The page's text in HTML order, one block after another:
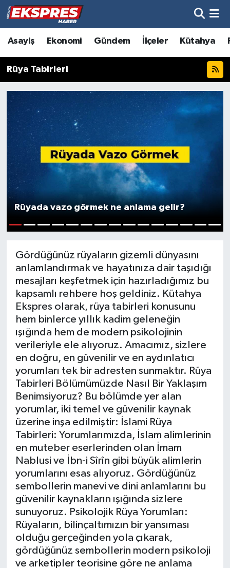
Asayiş Ekonomi Gündem İlçeler Kütahya
Rüya Tabirleri
Rüyada vazo görmek ne anlama gelir?
Gördüğünüz rüyaların gizemli dünyasını
anlamlandırmak ve hayatınıza dair taşıdığı
mesajları keşfetmek için hazırladığımız bu
kapsamlı rehbere hoş geldiniz. Kütahya
Ekspres olarak, rüya tabirleri konusunu
hem binlerce yıllık kadim geleneğin
ışığında hem de modern psikolojinin
verileriyle ele alıyoruz. Amacımız, sizlere
en doğru, en güvenilir ve en aydınlatıcı
yorumları tek bir adresten sunmaktır. Rüya
Tabirleri Bölümümüzde Nasıl Bir Yaklaşım
Benimsiyoruz? Bu bölümde yer alan
yorumlar, iki temel ve güvenilir kaynak
üzerine inşa edilmiştir: İslami Rüya
Tabirleri: Yorumlarımızda, İslam alimlerinin
en muteber eserlerinden olan İmam
Nablusi ve İbn-i Sîrîn gibi büyük alimlerin
yorumlarını esas alıyoruz. Gördüğünüz
sembollerin manevi ve dini anlamlarını bu
güvenilir kaynakların ışığında sizlere
sunuyoruz. Psikolojik Rüya Yorumları:
Rüyaların, bilinçaltımızın bir yansıması
olduğu gerçeğinden yola çıkarak,
gördüğünüz sembollerin modern psikoloji
ve arketipler teorisine göre ne anlama
Altıntaş
Asayiş
Aslanapa
Biyografiler
Bölge
Çavdarhisar
Domaniç
Dumlupınar
Ekonomi
Emet
Foto Galeri
Gediz
Genel
Gündem
Hisarcık
İlçeler
Köşe Yazıları
Kültür Sanat
Kütahya
Hava Durumu
Trafik Durumu
Süper Lig Puan Durumu ve Fikstür
Tüm Manşetler
Son Dakika Haberleri
Haber Arşivi